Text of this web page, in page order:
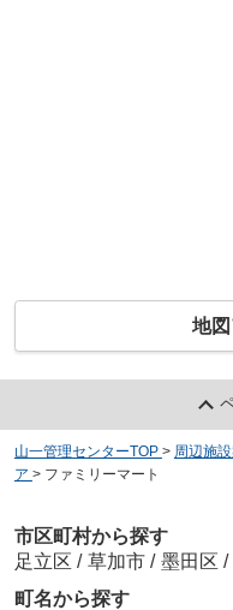
地図
山一管理センターTOP > 周辺施
ア > ファミリーマート
市区町村から探す
足立区 / 草加市 / 墨田区 /
町名から探す